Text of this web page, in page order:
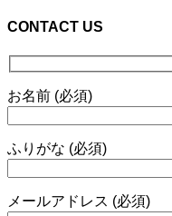
CONTACT US
お名前 (必須)
ふりがな (必須)
メールアドレス (必須)